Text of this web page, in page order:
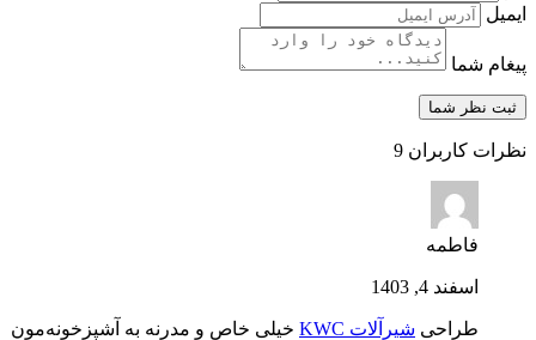
ایمیل
پیغام شما
نظرات کاربران 9
فاطمه
اسفند 4, 1403
طراحی شیرآلات KWC
خیلی خاص و مدرنه به آشپزخونه‌مون